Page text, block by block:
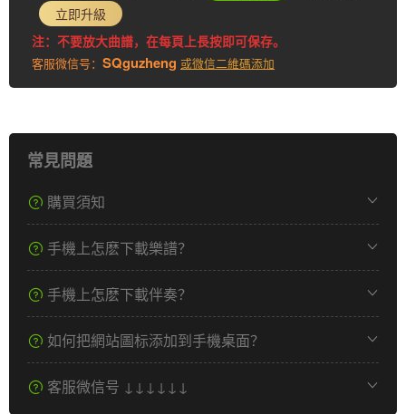
立即升級
注：不要放大曲譜，在每頁上長按即可保存。
客服微信号： SQguzheng 或微信二維碼添加
常見問題
購買須知
手機上怎麽下載樂譜？
手機上怎麽下載伴奏？
如何把網站圖标添加到手機桌面？
客服微信号 ↓↓↓↓↓↓